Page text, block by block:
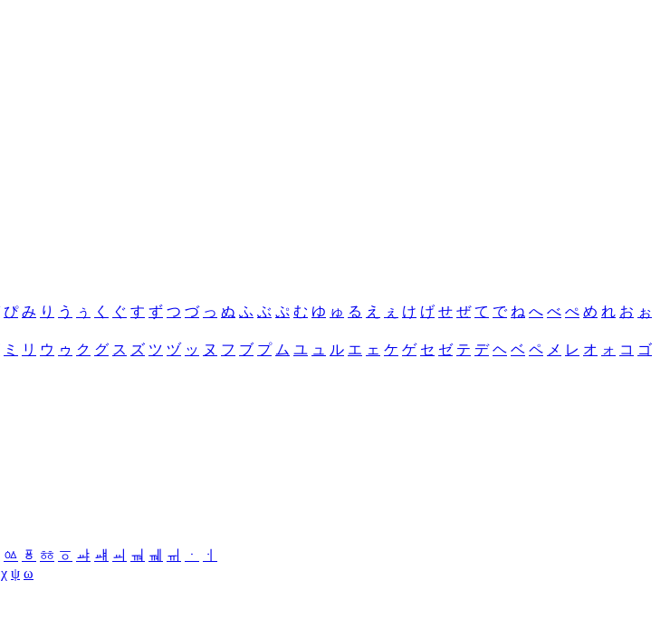
ぴ み り う ぅ く ぐ す ず つ づ っ ぬ ふ ぶ ぷ む ゆ ゅ る え ぇ け げ せ ぜ て で ね へ べ ぺ め れ お ぉ
ミ リ ウ ゥ ク グ ス ズ ツ ヅ ッ ヌ フ ブ プ ム ユ ュ ル エ ェ ケ ゲ セ ゼ テ デ ヘ ベ ペ メ レ オ ォ コ ゴ
ㆃ ㆄ ㆅ ㆆ ㆇ ㆈ ㆉ ㆊ ㆋ ㆌ ㆍ
ㆎ
χ ψ ω